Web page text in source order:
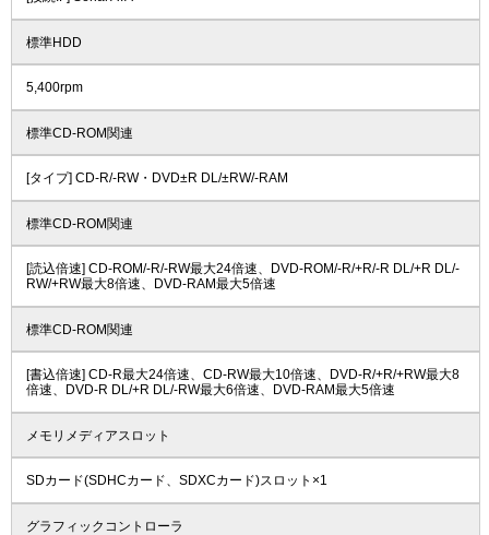
標準HDD
5,400rpm
標準CD-ROM関連
[タイプ] CD-R/-RW・DVD±R DL/±RW/-RAM
標準CD-ROM関連
[読込倍速] CD-ROM/-R/-RW最大24倍速、DVD-ROM/-R/+R/-R DL/+R DL/-
RW/+RW最大8倍速、DVD-RAM最大5倍速
標準CD-ROM関連
[書込倍速] CD-R最大24倍速、CD-RW最大10倍速、DVD-R/+R/+RW最大8
倍速、DVD-R DL/+R DL/-RW最大6倍速、DVD-RAM最大5倍速
メモリメディアスロット
SDカード(SDHCカード、SDXCカード)スロット×1
グラフィックコントローラ